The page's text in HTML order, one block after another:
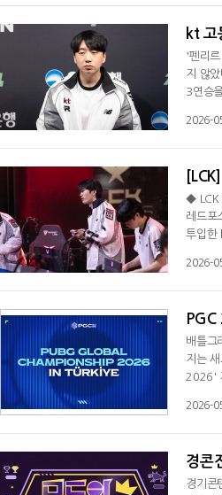
kt 고
'펜리
지 않
3연승
다. kt
2026-
◆ LCK
레드포
투입한
록한 kt
2026-
배틀그
지는
2026'
시작점
2026-
경콘
경기콘